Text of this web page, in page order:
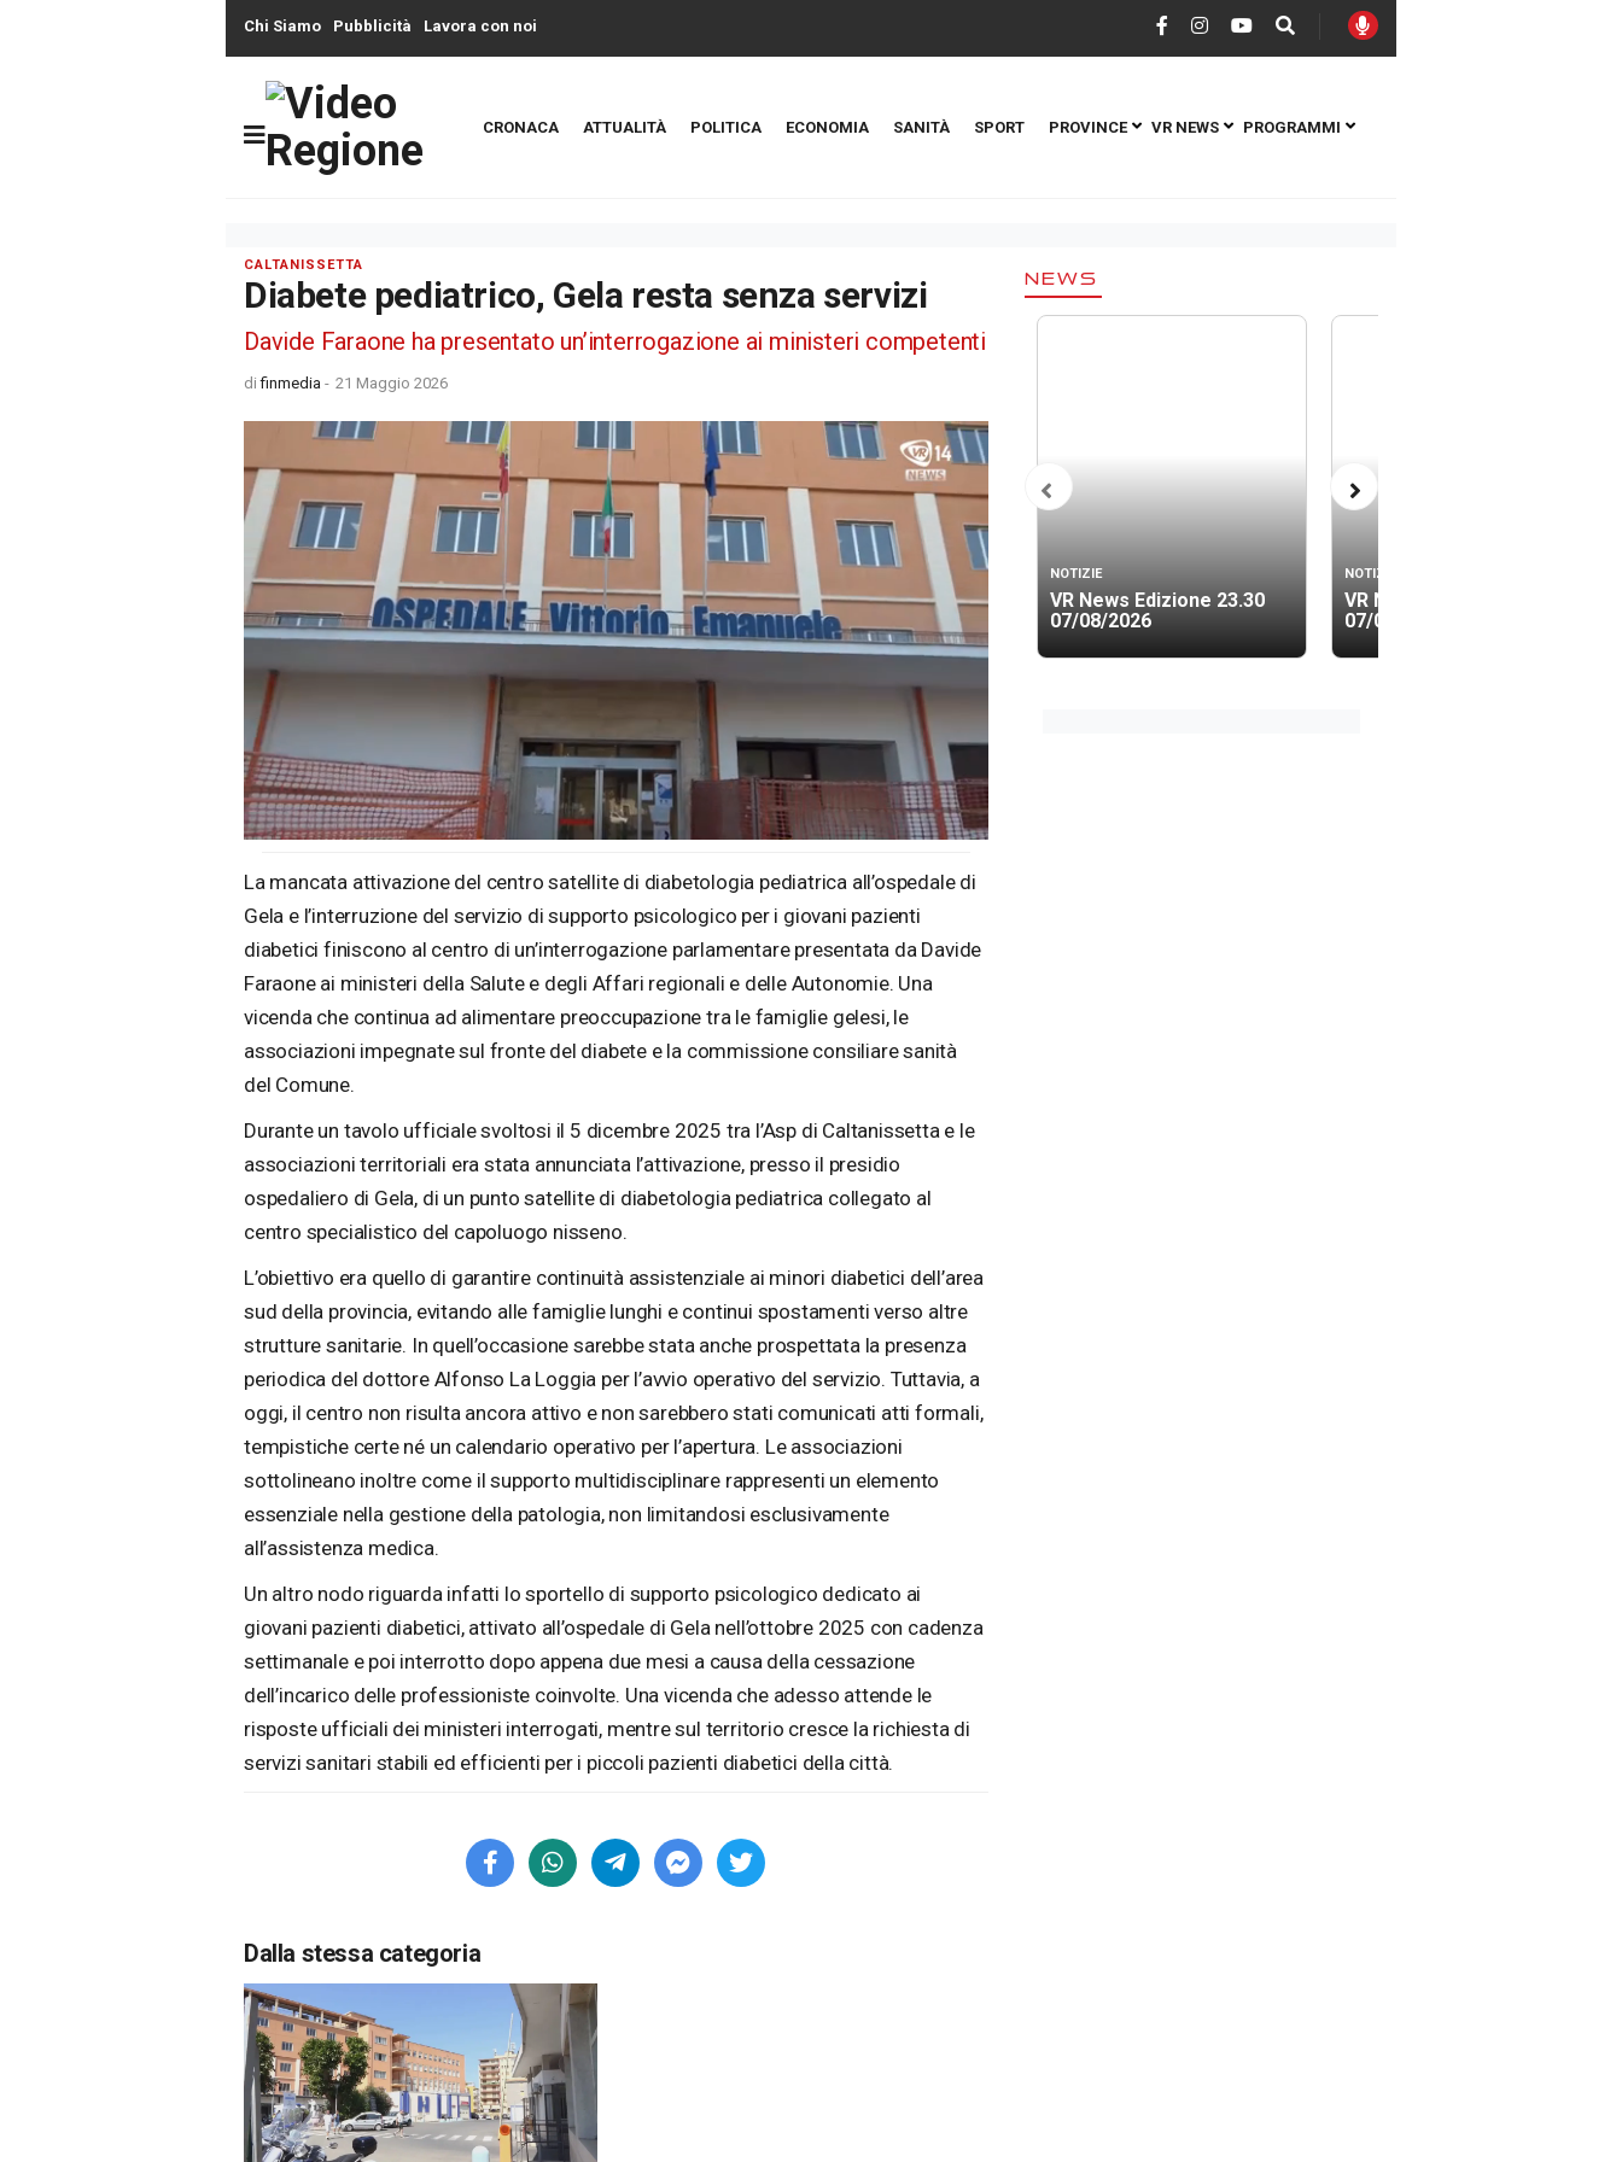
Chi Siamo Pubblicità Lavora con noi
CRONACA ATTUALITÀ POLITICA ECONOMIA SANITÀ SPORT PROVINCE VR NEWS PROGRAMMI
CALTANISSETTA
Diabete pediatrico, Gela resta senza servizi
Davide Faraone ha presentato un’interrogazione ai ministeri competenti
difinmedia - 21 Maggio 2026
Unmute Loaded:
La mancata attivazione del centro satellite di diabetologia pediatrica all’ospedale di
Gela e l’interruzione del servizio di supporto psicologico per i giovani pazienti
diabetici finiscono al centro di un’interrogazione parlamentare presentata da Davide
Faraone ai ministeri della Salute e degli Affari regionali e delle Autonomie. Una
vicenda che continua ad alimentare preoccupazione tra le famiglie gelesi, le
associazioni impegnate sul fronte del diabete e la commissione consiliare sanità
del Comune.
Durante un tavolo ufficiale svoltosi il 5 dicembre 2025 tra l’Asp di Caltanissetta e le
associazioni territoriali era stata annunciata l’attivazione, presso il presidio
ospedaliero di Gela, di un punto satellite di diabetologia pediatrica collegato al
centro specialistico del capoluogo nisseno.
L’obiettivo era quello di garantire continuità assistenziale ai minori diabetici dell’area
sud della provincia, evitando alle famiglie lunghi e continui spostamenti verso altre
strutture sanitarie. In quell’occasione sarebbe stata anche prospettata la presenza
periodica del dottore Alfonso La Loggia per l’avvio operativo del servizio. Tuttavia, a
oggi, il centro non risulta ancora attivo e non sarebbero stati comunicati atti formali,
tempistiche certe né un calendario operativo per l’apertura. Le associazioni
sottolineano inoltre come il supporto multidisciplinare rappresenti un elemento
essenziale nella gestione della patologia, non limitandosi esclusivamente
all’assistenza medica.
Un altro nodo riguarda infatti lo sportello di supporto psicologico dedicato ai
giovani pazienti diabetici, attivato all’ospedale di Gela nell’ottobre 2025 con cadenza
settimanale e poi interrotto dopo appena due mesi a causa della cessazione
dell’incarico delle professioniste coinvolte. Una vicenda che adesso attende le
risposte ufficiali dei ministeri interrogati, mentre sul territorio cresce la richiesta di
servizi sanitari stabili ed efficienti per i piccoli pazienti diabetici della città.
Dalla stessa categoria
NEWS
NOTIZIE
VR News Edizione 23.30
07/08/2026
NOTIZIE
VR News Edizione 19.40
07/08/2026